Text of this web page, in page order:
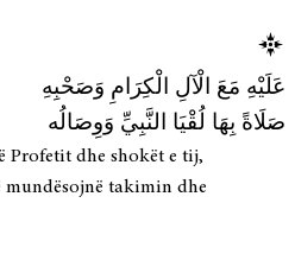
عَلَيْهِ مَعَ الْآلِ الْكِرَامِ وَصَحْبِهِ
صَلَاةً بِهَا لُقْيَا النَّبِيِّ وَوِصَالُه
Profetit dhe shokët e tij,
mundësojnë takimin dhe